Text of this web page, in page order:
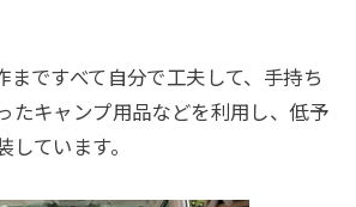
まですべて自分で工夫して、手持ち
たキャンプ用品などを利用し、低予
しています。